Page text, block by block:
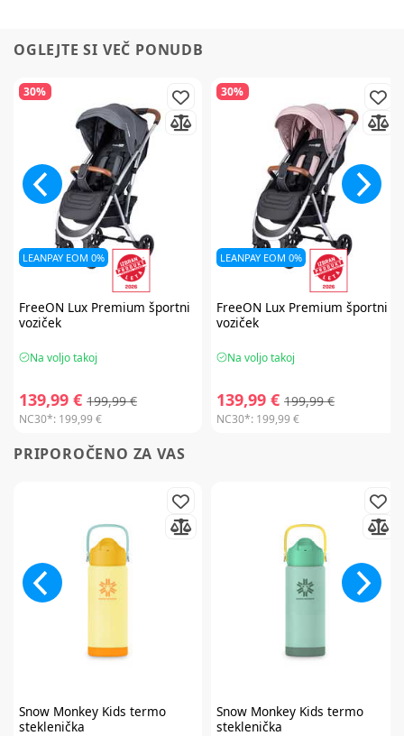
OGLEJTE SI VEČ PONUDB
30%
LEANPAY EOM 0%
FreeON Lux Premium športni
voziček
Na voljo takoj
139,99 € 199,99 €
NC30*: 199,99 €
30%
LEANPAY EOM 0%
FreeON Lux Premium športni
voziček
Na voljo takoj
139,99 € 199,99 €
NC30*: 199,99 €
PRIPOROČENO ZA VAS
Snow MonkeyKids termo
steklenička
Snow MonkeyKids termo
steklenička